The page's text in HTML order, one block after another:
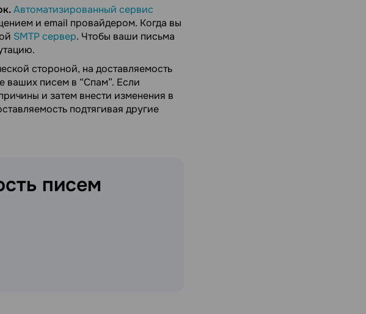
Автоматизированный сервис
и email провайдером. Когда вы
SMTP сервер. Чтобы ваши письма
стороной, на доставляемость
ваших писем в “Спам”. Если
и затем внести изменения в
подтягивая другие
писем